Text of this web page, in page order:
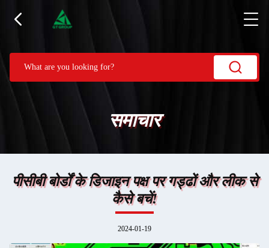
समाचार
पीसीबी बोर्डों के डिजाइन पक्ष पर गड्ढों और लीक से
कैसे बचें!
2024-01-19